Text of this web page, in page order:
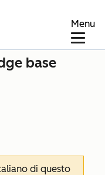
Menu
base
di questo